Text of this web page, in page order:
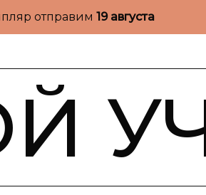
отправим 19 августа